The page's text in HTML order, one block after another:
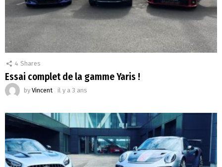
4 Shares
Essai complet de la gamme Yaris !
by Vincent il y a 3 ans